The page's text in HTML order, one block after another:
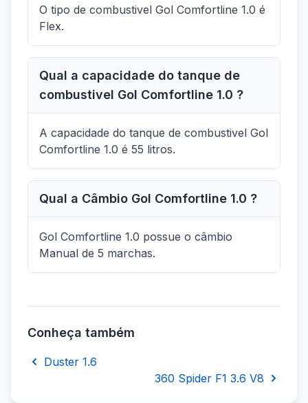
O tipo de combustivel Gol Comfortline 1.0 é
Flex.
Qual a capacidade do tanque de
combustivel Gol Comfortline 1.0 ?
A capacidade do tanque de combustivel Gol
Comfortline 1.0 é 55 litros.
Qual a Câmbio Gol Comfortline 1.0 ?
Gol Comfortline 1.0 possue o câmbio
Manual de 5 marchas.
Conheça também
Duster 1.6
360 Spider F1 3.6 V8